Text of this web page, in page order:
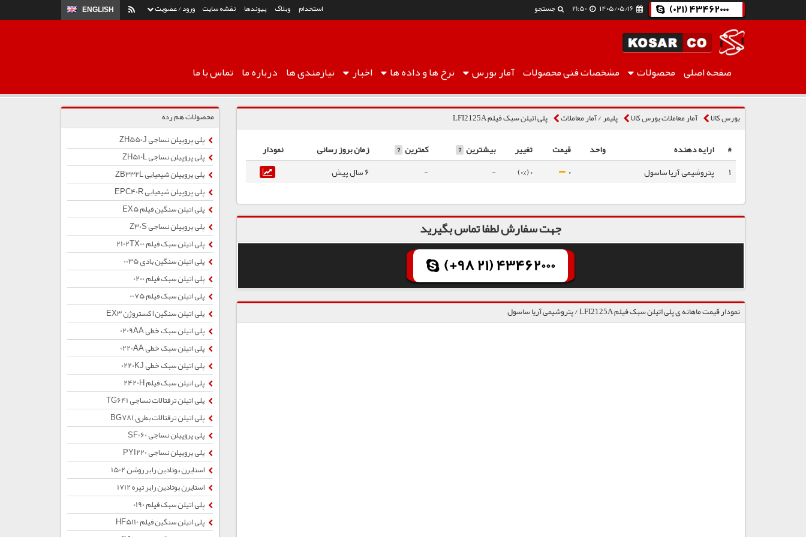
ورود / عضویت ENGLISH استخدام وبلاگ پیوندها نقشه سایت (021) 43462000
21:50 جستجو
صفحه اصلی محصولات مشخصات فنیمحصولات آماربورس نرخ هاو داده ها اخبار نیازمندی ها درباره ما تماس با ما پلی اتیلن سبک فیلم LFI2125A
بورس کالا آمار معاملات بورس کالا پلیمر / آمار معاملات پلی اتیلن سبک فیلم LFI2125A
# ارایه دهنده واحد قیمت تغییر بیشترین ? کمترین ? زمان بروز رسانی
نمودار
1
پتروشیمی آریا ساسول 0
0 (0%)
-
- 6 سال پیش
جهت سفارش لطفا تماس بگیرید
(+98 21) 43462000
نمودار قیمت ماهانه ی پلی اتیلن سبک فیلم LFI2125A / پتروشیمی آریا ساسول
محصولات هم رده
پلی پروپیلن نساجی ZH550J
پلی پروپیلن نساجی ZH510L
پلی پروپیلن شیمیایی ZB332L
پلی پروپیلن شیمیایی EPC40R
پلی اتیلن سنگین فیلم EX5
پلی پروپیلن نساجی Z30S
پلی اتیلن سبک فیلم 2102TX00
پلی اتیلن سنگین بادی 0035
پلی اتیلن سبک فیلم 0200
پلی اتیلن سبک فیلم 0075
پلی اتیلن سنگین اکستروژن EX3
پلی اتیلن سبک خطی 0209AA
پلی اتیلن سبک خطی 0220AA
پلی اتیلن سبک خطی 0220KJ
پلی اتیلن سبک فیلم 2420H
پلی اتیلن ترفتالات نساجی TG641
پلی اتیلن ترفتالات بطری BG781
پلی پروپیلن نساجی SF060
پلی پروپیلن نساجی PYI220
استایرن بوتادین رابر روشن 1502
استایرن بوتادین رابر تیره 1712
پلی اتیلن سبک فیلم 0190
پلی اتیلن سنگین فیلم HF5110